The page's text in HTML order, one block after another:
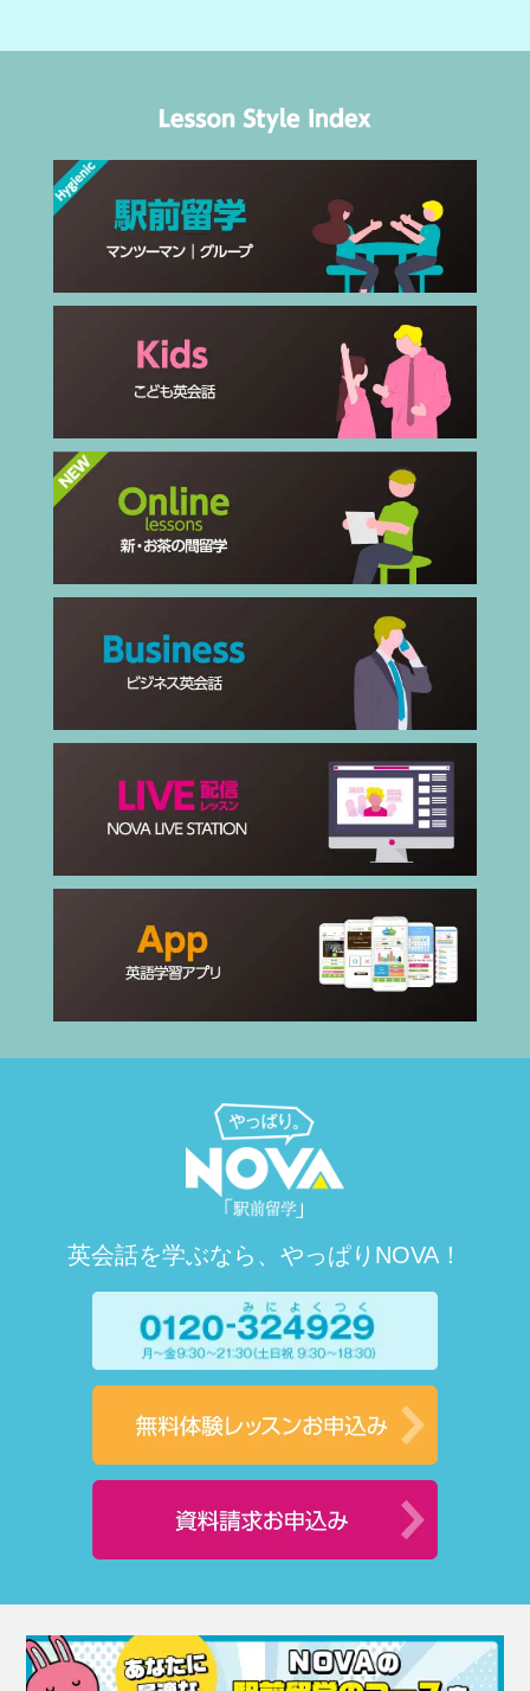
英会話を学ぶなら、やっぱりNOVA！